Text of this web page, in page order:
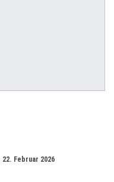
22. Februar 2026